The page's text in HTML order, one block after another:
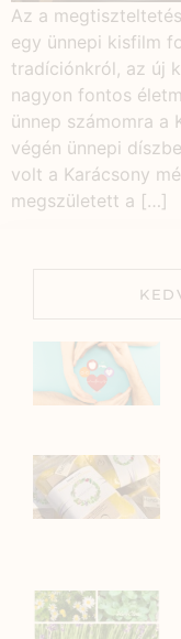
Az a
egy ünnepi kisfilm
tradíciónkról, az új
nagyon fontos
ünnep számomra a
végén ünnepi
volt a Karácsony
megszületett a […]